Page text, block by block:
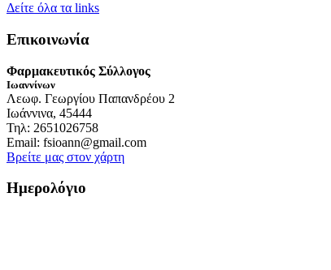
Δείτε όλα τα links
Επικοινωνία
Φαρμακευτικός Σύλλογος
Ιωαννίνων
Λεωφ. Γεωργίου Παπανδρέου 2
Ιωάννινα, 45444
Τηλ: 2651026758
Email: fsioann@gmail.com
Βρείτε μας στον χάρτη
Ημερολόγιο